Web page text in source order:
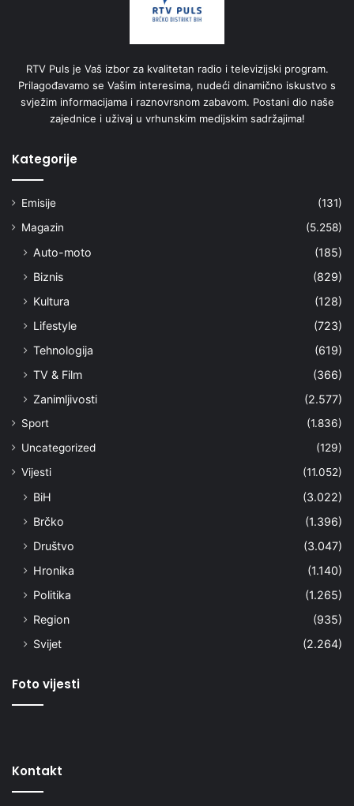
RTV Puls je Vaš izbor za kvalitetan radio i televizijski program.
Prilagođavamo se Vašim interesima, nudeći dinamično iskustvo s
svježim informacijama i raznovrsnom zabavom. Postani dio naše
zajednice i uživaj u vrhunskim medijskim sadržajima!
Kategorije
Emisije
(131)
Magazin
(5.258)
Auto-moto
(185)
Biznis
(829)
Kultura
(128)
Lifestyle
(723)
Tehnologija
(619)
TV & Film
(366)
Zanimljivosti
(2.577)
Sport
(1.836)
Uncategorized
(129)
Vijesti
(11.052)
BiH
(3.022)
Brčko
(1.396)
Društvo
(3.047)
Hronika
(1.140)
Politika
(1.265)
Region
(935)
Svijet
(2.264)
Foto vijesti
Kontakt